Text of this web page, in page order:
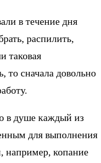
в течение дня
распилить,
таковая
то сначала довольно
в душе каждый из
для выполнения
например, копание